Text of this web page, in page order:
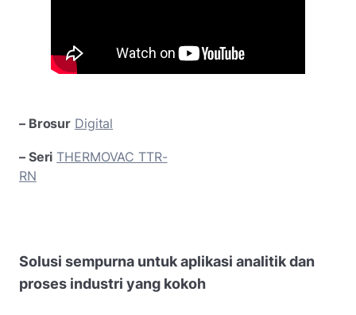
– Brosur Digital
– Seri THERMOVAC TTR-
RN
Solusi sempurna untuk aplikasi analitik dan
proses industri yang kokoh